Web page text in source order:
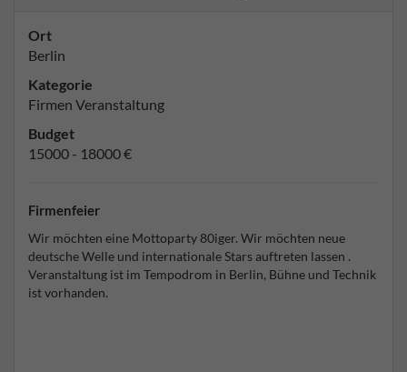
Ort
Berlin
Kategorie
Firmen Veranstaltung
Budget
15000 - 18000 €
Firmenfeier
Wir möchten eine Mottoparty 80iger. Wir möchten neue
deutsche Welle und internationale Stars auftreten lassen .
Veranstaltung ist im Tempodrom in Berlin, Bühne und Technik
ist vorhanden.